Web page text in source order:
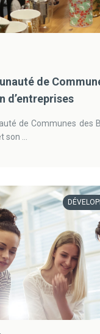
de
d’entreprises
de Communes des
...